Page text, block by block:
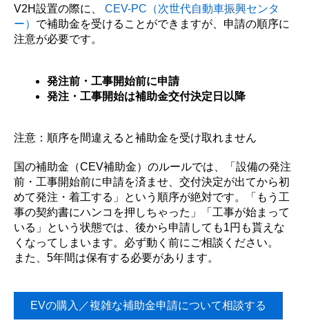
V2H設置の際に、
CEV-PC（次世代自動車振興センタ
ー） で補助金を受けることができますが、申請の順序に
注意が必要です。
発注前・工事開始前に申請
発注・工事開始は補助金交付決定日以降
注意：順序を間違えると補助金を受け取れません
国の補助金（CEV補助金）のルールでは、「設備の発注
前・工事開始前に申請を済ませ、交付決定が出てから初
めて発注・着工する」という順序が絶対です。「もう工
事の契約書にハンコを押しちゃった」「工事が始まって
いる」という状態では、後から申請しても1円も貰えな
くなってしまいます。必ず動く前にご相談ください。
また、5年間は保有する必要があります。
EVの購入／複雑な補助金申請について相談する